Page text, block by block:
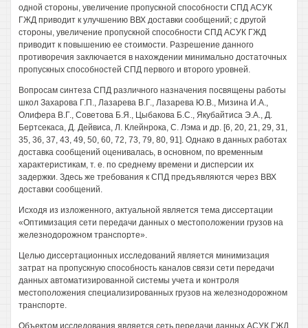
одной стороны, увеличение пропускной способности СПД АСУК
ГЖД приводит к улучшению ВВХ доставки сообщений; с другой
стороны, увеличение пропускной способности СПД АСУК ГЖД
приводит к повышению ее стоимости. Разрешение данного
противоречия заключается в нахождении минимально достаточных
пропускных способностей СПД первого и второго уровней.
Вопросам синтеза СПД различного назначения посвящены работы
школ Захарова Г.П., Лазарева В.Г., Лазарева Ю.В., Мизина И.А.,
Олифера В.Г., Советова Б.Я., Цыбакова Б.С., Якубайтиса Э.А., Д.
Бертсекаса, Д. Дейвиса, Л. Клейнрока, С. Лэма и др. [6, 20, 21, 29, 31,
35, 36, 37, 43, 49, 50, 60, 72, 73, 79, 80, 91]. Однако в данных работах
доставка сообщений оценивалась, в основном, по временным
характеристикам, т. е. по среднему времени и дисперсии их
задержки. Здесь же требования к СПД предъявляются через ВВХ
доставки сообщений.
Исходя из изложенного, актуальной является тема диссертации
«Оптимизация сети передачи данных о местоположении грузов на
железнодорожном транспорте».
Целью диссертационных исследований является минимизация
затрат на пропускную способность каналов связи сети передачи
данных автоматизированной системы учета и контроля
местоположения специализированных грузов на железнодорожном
транспорте.
Объектом исследования является сеть передачи данных АСУК ГЖД